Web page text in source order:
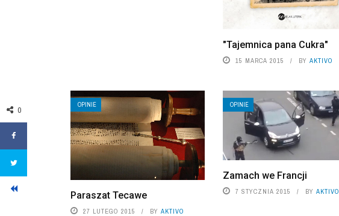
"Tajemnica pana Cukra"
15 MARCA 2015 BYAKTIVO
OPINIE
Paraszat Tecawe
27 LUTEGO 2015 BY AKTIVO
OPINIE
Zamach we Francji
7 STYCZNIA 2015 BYAKTIVO
0